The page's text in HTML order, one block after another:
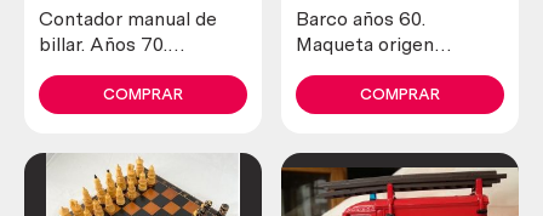
Contador manual de
billar. Años 70.
COMPRAR
Barco años 60.
Maqueta origen
hueso. Magníficos
detalles. Muy pesado.
COMPRAR